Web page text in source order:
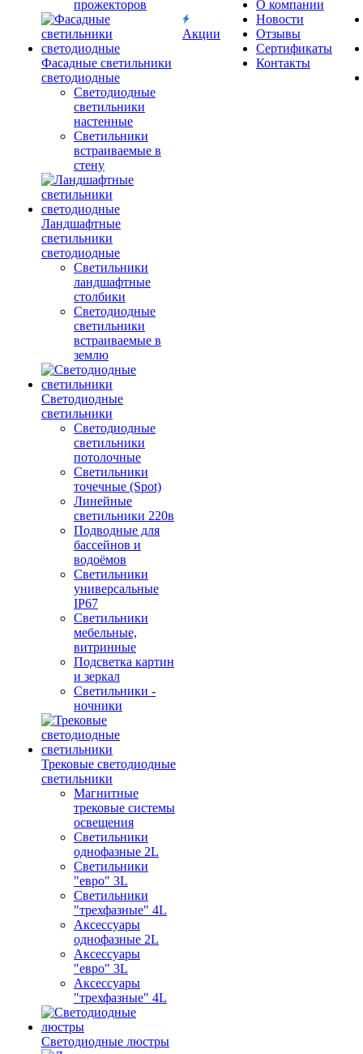
прожекторов
Фасадные светильники
светодиодные
Светодиодные
светильники
настенные
Светильники
встраиваемые в
стену
Ландшафтные
светильники
светодиодные
Светильники
ландшафтные
столбики
Светодиодные
светильники
встраиваемые в
землю
Светодиодные
светильники
Светодиодные
светильники
потолочные
Светильники
точечные (Spot)
Линейные
светильники 220в
Подводные для
бассейнов и
водоёмов
Светильники
универсальные
IP67
Светильники
мебельные,
витринные
Подсветка картин
и зеркал
Светильники -
ночники
Трековые светодиодные
светильники
Магнитные
трековые системы
освещения
Светильники
однофазные 2L
Светильники
"евро" 3L
Светильники
"трехфазные" 4L
Аксессуары
однофазные 2L
Аксессуары
"евро" 3L
Аксессуары
"трехфазные" 4L
Светодиодные люстры
Акции
О компании
Новости
Отзывы
Сертификаты
Контакты